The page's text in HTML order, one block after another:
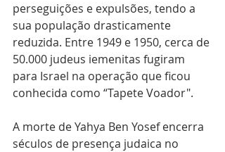
perseguições e expulsões, tendo a
sua população drasticamente
reduzida. Entre 1949 e 1950, cerca de
50.000 judeus iemenitas fugiram
para Israel na operação que ficou
conhecida como “Tapete Voador".
A morte de Yahya Ben Yosef encerra
séculos de presença judaica no